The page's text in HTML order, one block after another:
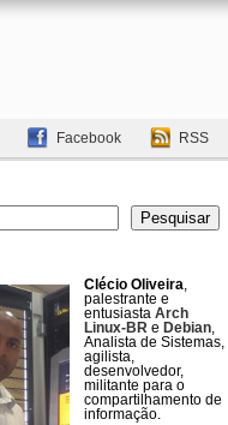
Facebook RSS
Pesquisar
Clécio Oliveira,
palestrante e
entusiasta Arch
Linux-BR e Debian,
Analista de Sistemas,
agilista,
desenvolvedor,
militante para o
compartilhamento de
informação.